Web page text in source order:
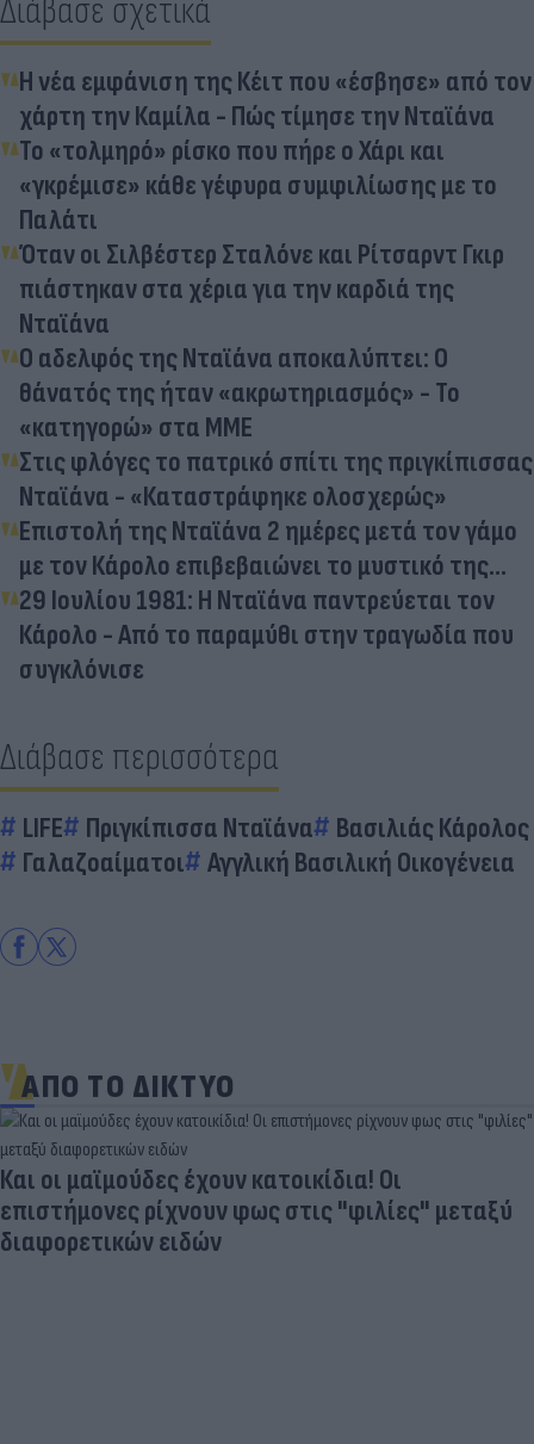
Διάβασε σχετικά
Η νέα εμφάνιση της Κέιτ που «έσβησε» από τον
χάρτη την Καμίλα - Πώς τίμησε την Νταϊάνα
Το «τολμηρό» ρίσκο που πήρε o Χάρι και
«γκρέμισε» κάθε γέφυρα συμφιλίωσης με το
Παλάτι
Όταν οι Σιλβέστερ Σταλόνε και Ρίτσαρντ Γκιρ
πιάστηκαν στα χέρια για την καρδιά της
Νταϊάνα
Ο αδελφός της Νταϊάνα αποκαλύπτει: Ο
θάνατός της ήταν «ακρωτηριασμός» - Το
«κατηγορώ» στα ΜΜΕ
Στις φλόγες το πατρικό σπίτι της πριγκίπισσας
Νταϊάνα - «Καταστράφηκε ολοσχερώς»
Επιστολή της Νταϊάνα 2 ημέρες μετά τον γάμο
με τον Κάρολο επιβεβαιώνει το μυστικό της...
29 Ιουλίου 1981: Η Νταϊάνα παντρεύεται τον
Κάρολο - Από το παραμύθι στην τραγωδία που
συγκλόνισε
Διάβασε περισσότερα
LIFE Πριγκίπισσα Νταϊάνα
Βασιλιάς Κάρολος
Γαλαζοαίματοι
Αγγλική Βασιλική Οικογένεια
ΑΠΟ ΤΟ ΔΙΚΤΥΟ
Και οι μαϊμούδες έχουν κατοικίδια! Οι
επιστήμονες ρίχνουν φως στις "φιλίες" μεταξύ
διαφορετικών ειδών